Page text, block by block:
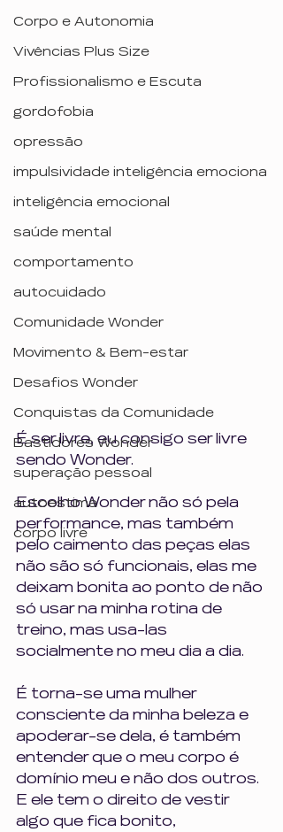
Corpo e Autonomia
Vivências Plus Size
Profissionalismo e Escuta
gordofobia
opressão
impulsividade inteligência emociona
inteligência emocional
saúde mental
comportamento
autocuidado
Comunidade Wonder
Movimento & Bem-estar
Desafios Wonder
Conquistas da Comunidade
Bastidores Wonder
superação pessoal
autoestima
corpo livre
É ser livre, eu consigo ser livre
sendo Wonder.
Escolho Wonder não só pela
performance, mas também
pelo caimento das peças elas
não são só funcionais, elas me
deixam bonita ao ponto de não
só usar na minha rotina de
treino, mas usa-las
socialmente no meu dia a dia.
É torna-se uma mulher
consciente da minha beleza e
apoderar-se dela, é também
entender que o meu corpo é
domínio meu e não dos outros.
E ele tem o direito de vestir
algo que fica bonito,